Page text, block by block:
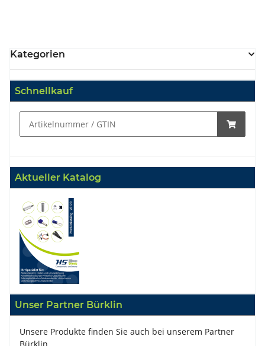
Kategorien
Schnellkauf
Aktueller Katalog
Unser Partner Bürklin
Unsere Produkte finden Sie auch bei unserem Partner